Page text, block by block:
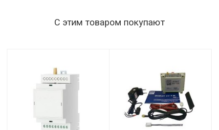
С этим товаром покупают